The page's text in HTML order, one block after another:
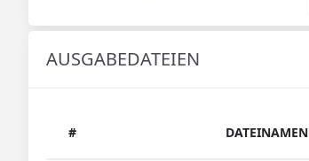
AUSGABEDATEIEN
# DATEINAMEN